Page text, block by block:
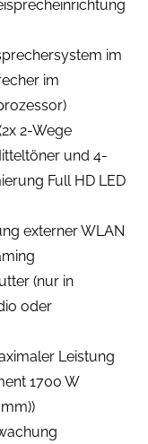
im
im
2-Wege
und 4-
Full HD LED
externer WLAN
(nur in
oder
Leistung
1700 W